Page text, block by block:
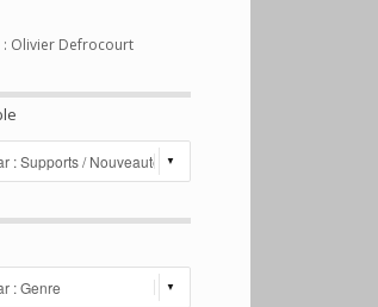
: Olivier Defrocourt